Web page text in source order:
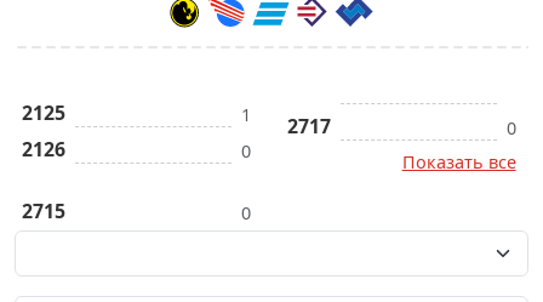
2125 1
2126 0
2715 0
2717
0
Показать все